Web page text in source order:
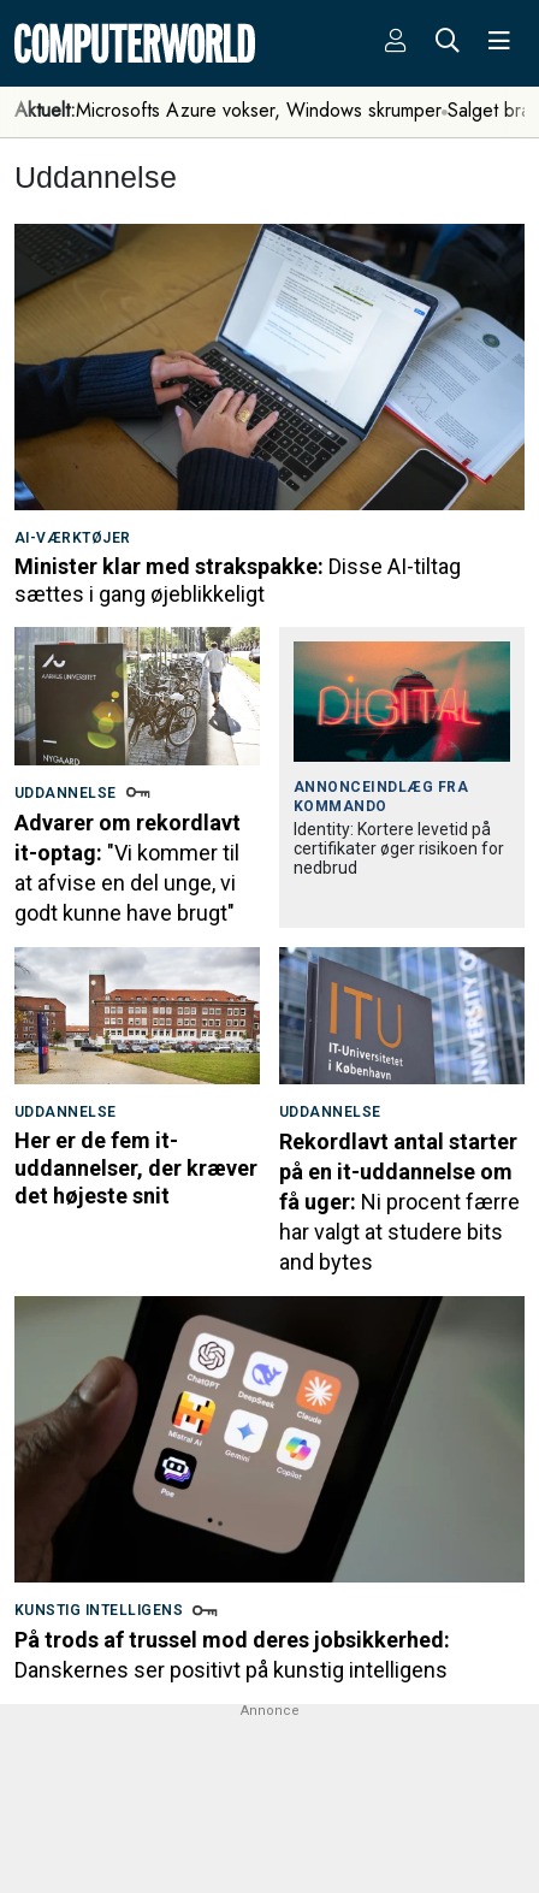
Aktuelt:Microsofts Azure vokser, Windows skrumper Salget
Uddannelse
AI-VÆRKTØJER
Minister klar med strakspakke: Disse AI-tiltag
sættes i gang øjeblikkeligt
UDDANNELSE
Advarer om rekordlavt
it-optag: "Vi kommer til
at afvise en del unge, vi
godt kunne have brugt"
ANNONCEINDLÆG FRA
KOMMANDO
Identity: Kortere levetid på
certifikater øger risikoen for
nedbrud
UDDANNELSE
Her er de fem it-
uddannelser, der kræver
det højeste snit
UDDANNELSE
Rekordlavt antal starter
på en it-uddannelse om
få uger: Ni procent færre
har valgt at studere bits
and bytes
KUNSTIG INTELLIGENS
På trods af trussel mod deres jobsikkerhed:
Danskernes ser positivt på kunstig intelligens
Annonce